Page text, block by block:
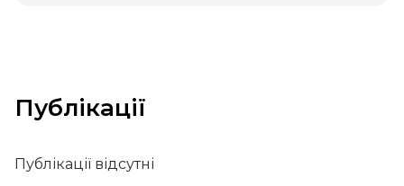
Публікації
Публікації відсутні